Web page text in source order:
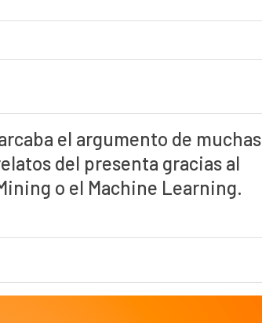
el argumento de muchas
del presenta gracias al
o el Machine Learning.